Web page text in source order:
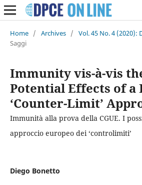
Home / Archives / Vol. 45 No. 4 (2020):
Saggi
Immunity vis-à-vis
Potential Effects of a
‘Counter-Limit’
Immunità alla prova della CGUE. I
approccio europeo dei ‘controlimiti’
Diego Bonetto